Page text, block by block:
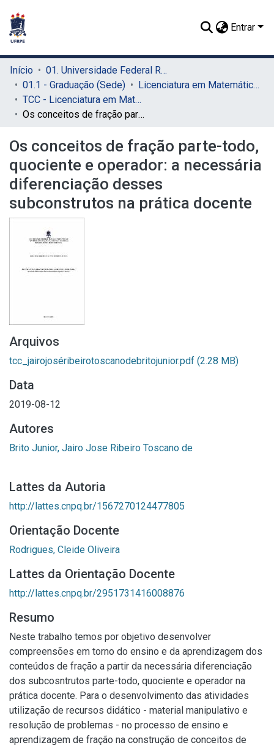
Entrar
Início
01. Universidade Federal Rural de Pernambuco - UFRPE (Sede)
01.1 - Graduação (Sede)
Licenciatura em Matemática (Sede)
TCC - Licenciatura em Matemática (Sede)
Os conceitos de fração parte-todo, quociente e operador: a necessária diferenciação desses subconstrutos na prática docente
Os conceitos de fração parte-todo,
quociente e operador: a necessária
diferenciação desses
subconstrutos na prática docente
Arquivos
tcc_jairojoséribeirotoscanodebritojunior.pdf (2.28 MB)
Data
2019-08-12
Autores
Brito Junior, Jairo Jose Ribeiro Toscano de
Lattes da Autoria
http://lattes.cnpq.br/1567270124477805
Orientação Docente
Rodrigues, Cleide Oliveira
Lattes da Orientação Docente
http://lattes.cnpq.br/2951731416008876
Resumo
Neste trabalho temos por objetivo desenvolver
compreensões em torno do ensino e da aprendizagem dos
conteúdos de fração a partir da necessária diferenciação
dos subcosntrutos parte-todo, quociente e operador na
prática docente. Para o desenvolvimento das atividades
utilização de recursos didático - material manipulativo e
resolução de problemas - no processo de ensino e
aprendizagem de fração na construção de conceitos de